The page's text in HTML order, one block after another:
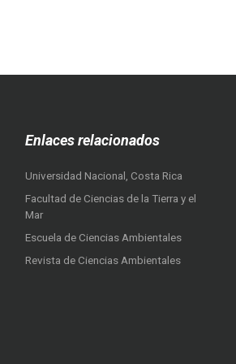
Enlaces relacionados
Universidad Nacional, Costa Rica
Facultad de Ciencias de la Tierra y el
Mar
Escuela de Ciencias Ambientales
Revista de Ciencias Ambientales